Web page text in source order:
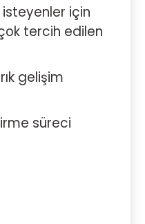
için
tercih edilen
gelişim
süreci